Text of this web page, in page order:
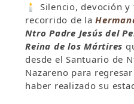
🕯️ Silencio, devoción y
recorrido de la
Ntro Padre Jesús del
Reina de los Mártires
desde el Santuario de
Nazareno para
haber realizado su